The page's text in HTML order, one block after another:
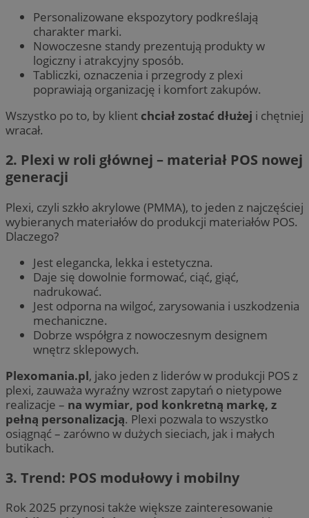
Personalizowane ekspozytory podkreślają
charakter marki.
Nowoczesne standy prezentują produkty w
logiczny i atrakcyjny sposób.
Tabliczki, oznaczenia i przegrody z plexi
poprawiają organizację i komfort zakupów.
Wszystko po to, by klient chciał zostać dłużej i chętniej
wracał.
2. Plexi w roli głównej – materiał POS nowej
generacji
Plexi, czyli szkło akrylowe (PMMA), to jeden z najczęściej
wybieranych materiałów do produkcji materiałów POS.
Dlaczego?
Jest elegancka, lekka i estetyczna.
Daje się dowolnie formować, ciąć, giąć,
nadrukować.
Jest odporna na wilgoć, zarysowania i uszkodzenia
mechaniczne.
Dobrze współgra z nowoczesnym designem
wnętrz sklepowych.
Plexomania.pl, jako jeden z liderów w produkcji POS z
plexi, zauważa wyraźny wzrost zapytań o nietypowe
realizacje – na wymiar, pod konkretną markę, z
pełną personalizacją. Plexi pozwala to wszystko
osiągnąć – zarówno w dużych sieciach, jak i małych
butikach.
3. Trend: POS modułowy i mobilny
Rok 2025 przynosi także większe zainteresowanie